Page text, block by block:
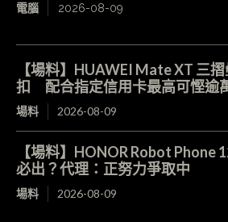
電腦 2026-08-09
【場料】HUAWEI Mate XT 三
扣 配合指定信用卡最高可慳逾
場料 2026-08-09
【場料】HONOR Robot Phone
必出？代理：正努力爭取中
場料 2026-08-09